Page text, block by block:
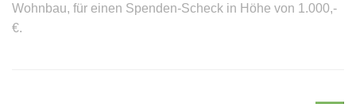
Wohnbau, für einen Spenden-Scheck in Höhe von 1.000,-
€.